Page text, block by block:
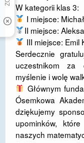
W kategorii klas 3:
I miejsce:
II miejsce:
III miejsce: Emil
​Serdecznie
uczestnikom za
myślenie i wolę
​Głównym
Ósemkowa
dziękujemy
upominków,
naszych